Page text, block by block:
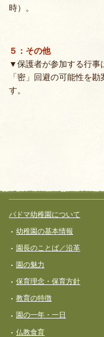
時）。
５：その他
▼保護者が参加する行事
「密」回避の可能性を
す。
フッターコンテン
パドマ幼稚園について
幼稚園の基本情報
園長のことば／沿革
園の魅力
保育理念・保育⽅針
教育の特徴
園の一年・一日
仏教食育